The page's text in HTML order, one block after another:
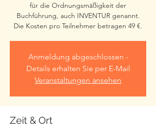
für die Ordnungsmäßigkeit der
Buchführung, auch INVENTUR genannt.
Die Kosten pro Teilnehmer betragen 49 €.
Anmeldung abgeschlossen -
Details erhalten Sie per E-Mail
Veranstaltungen ansehen
Zeit & Ort